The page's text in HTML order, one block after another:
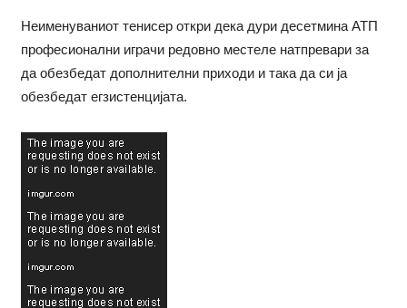
Неименуваниот тенисер откри дека дури десетмина АТП
професионални играчи редовно местеле натпревари за
да обезбедат дополнителни приходи и така да си ја
обезбедат егзистенцијата.